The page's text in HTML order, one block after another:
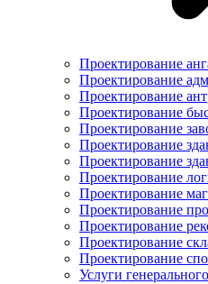
Проектирование
Проектирование
Проектирование
Проектирование
Проектирование
Проектирование
Проектирование
Проектирование
Проектирование
Проектирование
Проектирование
Проектирование
Проектирование
Услуги